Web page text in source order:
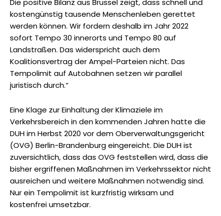
kostengünstig tausende Menschenleben gerettet
werden können. Wir fordern deshalb im Jahr 2022
sofort Tempo 30 innerorts und Tempo 80 auf
Landstraßen. Das widerspricht auch dem
Koalitionsvertrag der Ampel-Parteien nicht. Das
Tempolimit auf Autobahnen setzen wir parallel
juristisch durch.“
Eine Klage zur Einhaltung der Klimaziele im
Verkehrsbereich in den kommenden Jahren hatte die
DUH im Herbst 2020 vor dem Oberverwaltungsgericht
(OVG) Berlin-Brandenburg eingereicht. Die DUH ist
zuversichtlich, dass das OVG feststellen wird, dass die
bisher ergriffenen Maßnahmen im Verkehrssektor nicht
ausreichen und weitere Maßnahmen notwendig sind.
Nur ein Tempolimit ist kurzfristig wirksam und
kostenfrei umsetzbar.